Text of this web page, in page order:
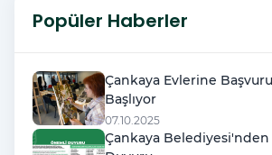
Popüler Haberler
Çankaya Evlerine
Başlıyor
07.10.2025
Çankaya